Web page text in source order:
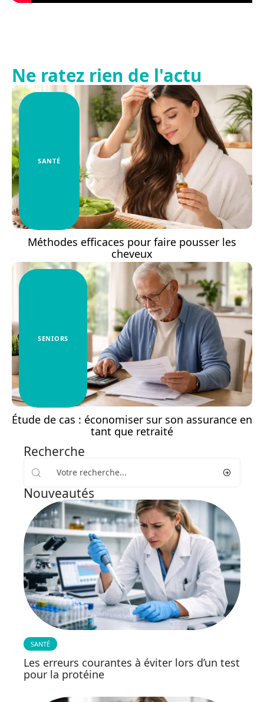
Ne ratez rien de l'actu
SANTÉ
Méthodes efficaces pour faire pousser les
cheveux
SENIORS
Étude de cas : économiser sur son assurance en
tant que retraité
Recherche
Nouveautés
SANTÉ
Les erreurs courantes à éviter lors d’un test
pour la protéine